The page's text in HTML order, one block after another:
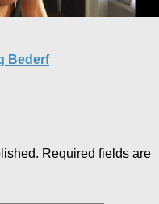
Bederf
Required fields are